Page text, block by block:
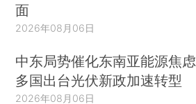
面
2026年08月06日
中东局势催化东南亚能源焦虑
多国出台光伏新政加速转型
2026年08月06日